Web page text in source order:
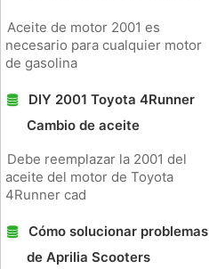
Aceite de motor 2001 es
necesario para cualquier motor
de gasolina
DIY 2001 Toyota 4Runner
Cambio de aceite
Debe reemplazar la 2001 del
aceite del motor de Toyota
4Runner cad
Cómo solucionar problemas
de Aprilia Scooters